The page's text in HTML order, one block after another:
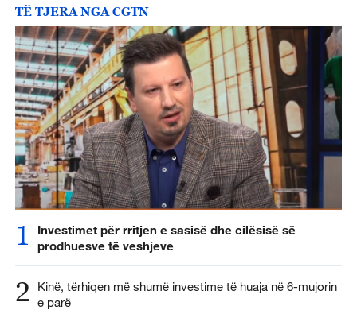
TË TJERA NGA CGTN
1
Investimet për rritjen e sasisë dhe cilësisë së
prodhuesve të veshjeve
2
Kinë, tërhiqen më shumë investime të huaja në 6-mujorin
e parë